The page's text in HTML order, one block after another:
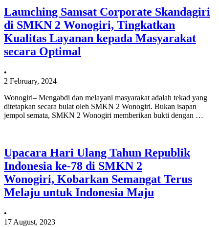
Launching Samsat Corporate Skandagiri
di SMKN 2 Wonogiri, Tingkatkan
Kualitas Layanan kepada Masyarakat
secara Optimal
•
2 February, 2024
Wonogiri– Mengabdi dan melayani masyarakat adalah tekad yang
ditetapkan secara bulat oleh SMKN 2 Wonogiri. Bukan isapan
jempol semata, SMKN 2 Wonogiri memberikan bukti dengan …
Upacara Hari Ulang Tahun Republik
Indonesia ke-78 di SMKN 2
Wonogiri, Kobarkan Semangat Terus
Melaju untuk Indonesia Maju
•
17 August, 2023